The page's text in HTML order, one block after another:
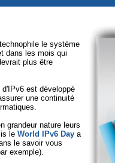
le système
dans les mois qui
plus être
est développé
une continuité
grandeur nature leurs
le World IPv6 Day a
le savoir vous
exemple).